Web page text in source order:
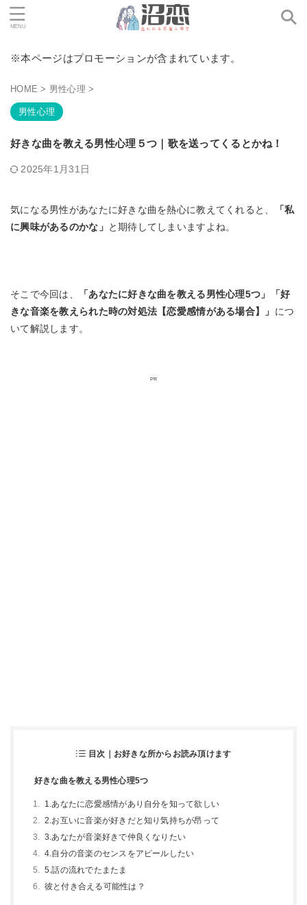
※本ページはプロモーションが含まれています。
HOME > 男性心理 >
男性心理
好きな曲を教える男性心理５つ｜歌を送ってくるとかね！
2025年1月31日
気になる男性があなたに好きな曲を熱心に教えてくれると、
「私
に興味があるのかな」 と期待してしまいますよね。
そこで今回は、
「あなたに好きな曲を教える男性心理5つ」「好
きな音楽を教えられた時の対処法【恋愛感情がある場合】」 につ
いて解説します。
PR
目次｜お好きな所からお読み頂けます
好きな曲を教える男性心理5つ
1.あなたに恋愛感情があり自分を知って欲しい
2.お互いに音楽が好きだと知り気持ちが昂って
3.あなたが音楽好きで仲良くなりたい
4.自分の音楽のセンスをアピールしたい
5.話の流れでたまたま
彼と付き合える可能性は？